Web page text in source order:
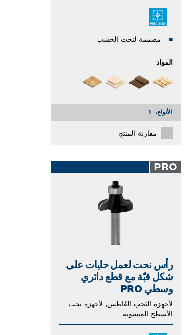
مصممة لنحت الخشب
المواد
الأنواع: 1
مقارنة المنتج
PRO
رأس نحت لعمل حليات على
شكل قبّة مع قطع دائري
وسطي PRO
لأجهِزة النَحتِ الغَاطس, لأجهزة نحت
الأسطح المستوية